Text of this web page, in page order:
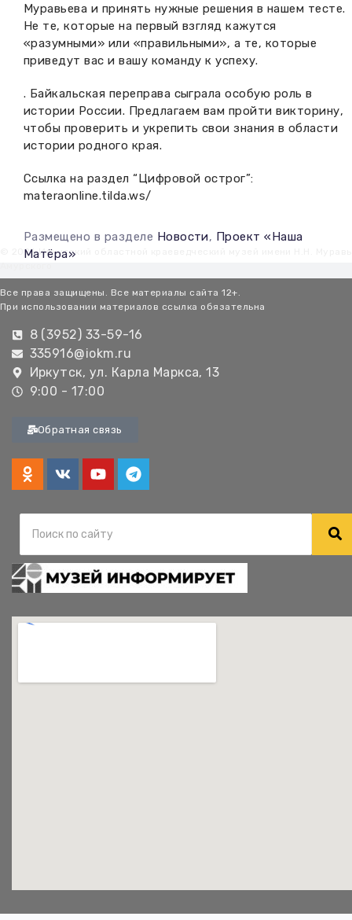
Муравьева и принять нужные решения в нашем тесте.
Не те, которые на первый взгляд кажутся
«разумными» или «правильными», а те, которые
приведут вас и вашу команду к успеху.
. Байкальская переправа сыграла особую роль в
истории России. Предлагаем вам пройти викторину,
чтобы проверить и укрепить свои знания в области
истории родного края.
Ссылка на раздел “Цифровой острог”:
materaonline.tilda.ws/
Размещено в разделе Новости, Проект «Наша
Матёра»
© 2026 Иркутский областной краеведческий музей имени Н.Н.
Все права защищены. Все материалы сайта 12+.
При использовании материалов ссылка обязательна
8 (3952) 33-59-16
335916@iokm.ru
Иркутск, ул. Карла Маркса, 13
9:00 - 17:00
Обратная связь